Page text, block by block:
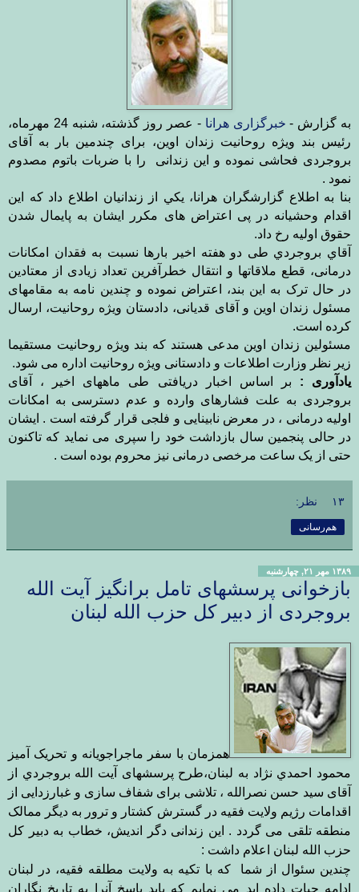
به گزارش - خبرگزاری هرانا
- عصر روز گذشته، شنبه 24 مهرماه،
رئیس بند ویژه روحانیت زندان اوین، برای چندمین بار به آقای
بروجردی فحاشی نموده و اين زندانی را با ضربات باتوم مصدوم
نمود .
بنا به اطلاع گزارشگران هرانا، يكي از زندانيان اطلاع داد كه اين
اقدام وحشیانه در پی اعتراض های مکرر ایشان به پایمال شدن
حقوق اولیه رخ داد.
آقاي بروجردي طی دو هفته اخیر بارها نسبت به فقدان امکانات
درمانی، قطع ملاقاتها و انتقال خطرآفرین تعداد زیادی از معتادين
در حال ترک به این بند، اعتراض نموده و چندین نامه به مقامهای
مسئول زندان اوین و آقای قدیانی، دادستان ویژه روحانیت، ارسال
کرده است.
مسئولین زندان اوین مدعی هستند که بند ویژه روحانیت مستقیما
زیر نظر وزارت اطلاعات و دادستانی ویژه روحانیت اداره می شود.
یادآوری : بر اساس اخبار دریافتی طی ماههای اخیر ، آقای
بروجردی به علت فشارهای وارده و عدم دسترسی به امکانات
اولیه درمانی ، در معرض نابینایی و فلجی قرار گرفته است . ایشان
در حالی پنجمین سال بازداشت خود را سپری می نماید که تاکنون
حتی از یک ساعت مرخصی درمانی نیز محروم بوده است .
۱۳ نظر:
هم‌رسانی
۱۳۸۹ مهر ۲۱, چهارشنبه
بازخوانی پرسشهای تامل برانگیز آیت الله
بروجردی از دبیر کل حزب الله لبنان
همزمان با سفر ماجراجویانه و تحریک آمیز
محمود احمدي ن‍ژاد به لبنان،طرح پرسشهای آيت الله بروجردي از
آقای سید حسن نصرالله ، تلاشی برای شفاف سازی و غبارزدایی از
اقدامات رژیم ولایت فقیه در گسترش کشتار و ترور به دیگر ممالک
منطقه تلقی می گردد . این زندانی دگر اندیش، خطاب به دبیر کل
حزب الله لبنان اعلام داشت :
چندین سئوال از شما که با تکیه به ولایت مطلقه فقیه، در لبنان
ادامه حیات داده اید می نمایم که باید پاسخ آنرا به تاریخ نگاران